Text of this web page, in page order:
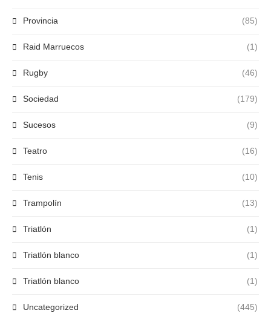
Provincia (85)
Raid Marruecos (1)
Rugby (46)
Sociedad (179)
Sucesos (9)
Teatro (16)
Tenis (10)
Trampolín (13)
Triatlón (1)
Triatlón blanco (1)
Triatlón blanco (1)
Uncategorized (445)